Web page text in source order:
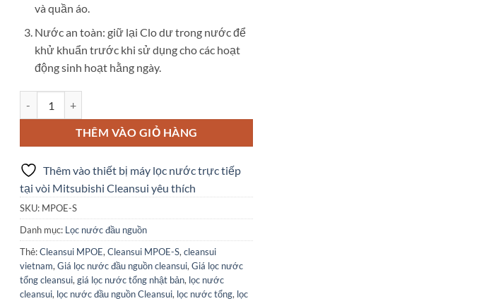
và quần áo.
Nước an toàn: giữ lại Clo dư trong nước để
khử khuẩn trước khi sử dụng cho các hoạt
động sinh hoạt hằng ngày.
THÊM VÀO GIỎ HÀNG
Thêm vào thiết bị máy lọc nước trực tiếp
tại vòi Mitsubishi Cleansui yêu thích
SKU: MPOE-S
Danh mục: Lọc nước đầu nguồn
Thẻ:Cleansui MPOE, Cleansui MPOE-S, cleansui
vietnam, Giá lọc nước đầu nguồn cleansui, Giá lọc nước
tổng cleansui, giá lọc nước tổng nhật bản, lọc nước
cleansui, lọc nước đầu nguồn Cleansui, lọc nước tổng, lọc